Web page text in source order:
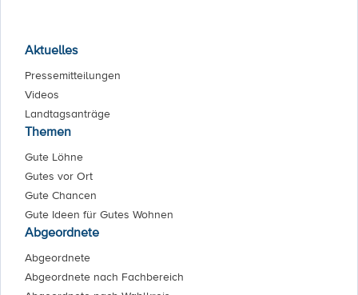
Aktuelles
Pressemitteilungen
Videos
Landtagsanträge
Themen
Gute Löhne
Gutes vor Ort
Gute Chancen
Gute Ideen für Gutes Wohnen
Abgeordnete
Abgeordnete
Abgeordnete nach Fachbereich